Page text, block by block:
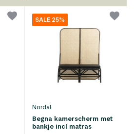
SALE 25%
Nordal
Begna kamerscherm met
bankje incl matras